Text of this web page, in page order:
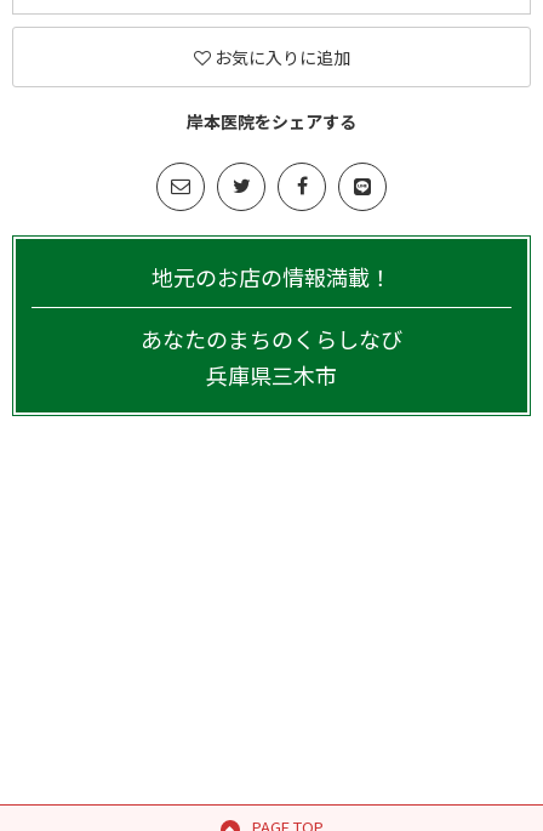
お気に入りに追加
岸本医院をシェアする
地元のお店の情報満載！
あなたのまちのくらしなび
兵庫県三木市